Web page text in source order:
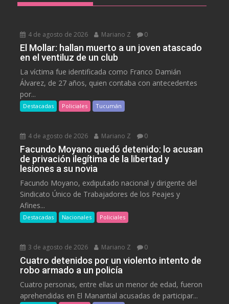
4 de agosto de 2026 Mariano Z 0
El Mollar: hallan muerto a un joven atascado
en el ventiluz de un club
La víctima fue identificada como Franco Damián
Álvarez, de 27 años, quien contaba con antecedentes
por...
Destacadas Policiales Tucumán
4 de agosto de 2026 Mariano Z 0
Facundo Moyano quedó detenido: lo acusan
de privación ilegítima de la libertad y
lesiones a su novia
Facundo Moyano, exdiputado nacional y dirigente del
Sindicato Único de Trabajadores de los Peajes y
Afines...
Destacadas Nacionales Policiales
3 de agosto de 2026 Mariano Z 0
Cuatro detenidos por un violento intento de
robo armado a un policía
Cuatro personas, entre ellas un menor de edad, fueron
aprehendidas en El Manantial acusadas de participar...